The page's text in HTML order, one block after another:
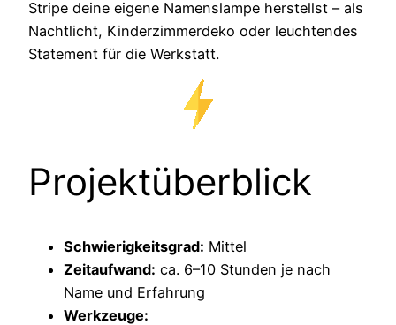
Stripe deine eigene Namenslampe herstellst – als
Nachtlicht, Kinderzimmerdeko oder leuchtendes
Statement für die Werkstatt.
Projektüberblick
Schwierigkeitsgrad: Mittel
Zeitaufwand: ca. 6–10 Stunden je nach
Name und Erfahrung
Werkzeuge: